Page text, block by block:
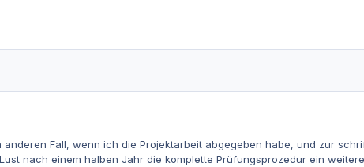
anderen Fall, wenn ich die Projektarbeit abgegeben habe, und zur
nach einem halben Jahr die komplette Prüfungsprozedur ein